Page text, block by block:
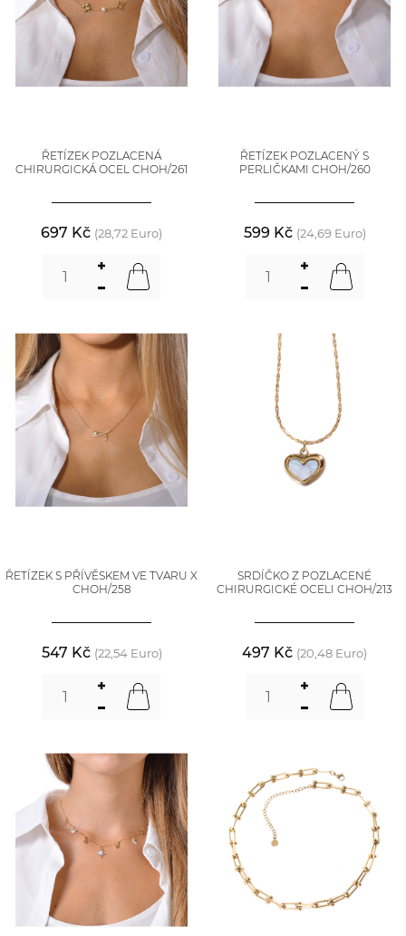
ŘETÍZEK POZLACENÁ
CHIRURGICKÁ OCEL CHOH/261
697 Kč (28,72 Euro)
ŘETÍZEK POZLACENÝ S
PERLIČKAMI CHOH/260
599 Kč (24,69 Euro)
ŘETÍZEK S PŘÍVĚSKEM VE TVARU X
CHOH/258
547 Kč (22,54 Euro)
SRDÍČKO Z POZLACENÉ
CHIRURGICKÉ OCELI CHOH/213
497 Kč (20,48 Euro)